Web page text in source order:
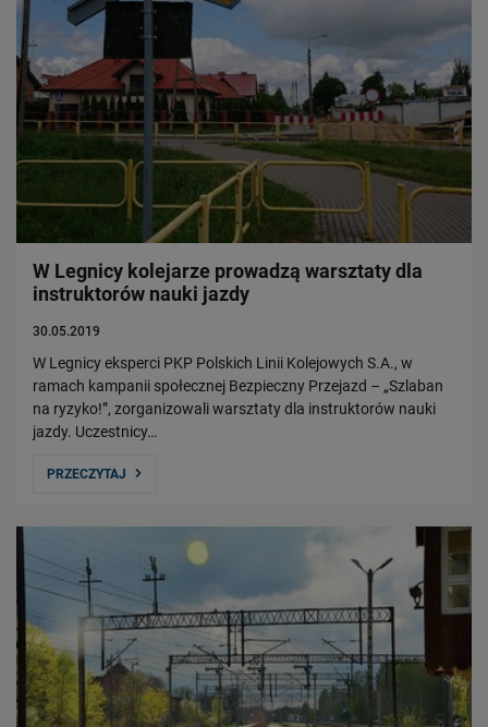
W Legnicy kolejarze prowadzą warsztaty dla
instruktorów nauki jazdy
30.05.2019
W Legnicy eksperci PKP Polskich Linii Kolejowych S.A., w
ramach kampanii społecznej Bezpieczny Przejazd – „Szlaban
na ryzyko!”, zorganizowali warsztaty dla instruktorów nauki
jazdy. Uczestnicy…
PRZECZYTAJ